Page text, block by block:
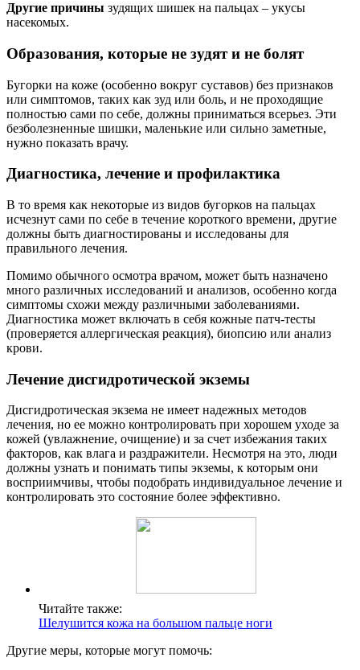
Другие причины зудящих шишек на пальцах – укусы
насекомых.
Образования, которые не зудят и не болят
Бугорки на коже (особенно вокруг суставов) без признаков
или симптомов, таких как зуд или боль, и не проходящие
полностью сами по себе, должны приниматься всерьез. Эти
безболезненные шишки, маленькие или сильно заметные,
нужно показать врачу.
Диагностика, лечение и профилактика
В то время как некоторые из видов бугорков на пальцах
исчезнут сами по себе в течение короткого времени, другие
должны быть диагностированы и исследованы для
правильного лечения.
Помимо обычного осмотра врачом, может быть назначено
много различных исследований и анализов, особенно когда
симптомы схожи между различными заболеваниями.
Диагностика может включать в себя кожные патч-тесты
(проверяется аллергическая реакция), биопсию или анализ
крови.
Лечение дисгидротической экземы
Дисгидротическая экзема не имеет надежных методов
лечения, но ее можно контролировать при хорошем уходе за
кожей (увлажнение, очищение) и за счет избежания таких
факторов, как влага и раздражители. Несмотря на это, люди
должны узнать и понимать типы экземы, к которым они
восприимчивы, чтобы подобрать индивидуальное лечение и
контролировать это состояние более эффективно.
Читайте также:
Шелушится кожа на большом пальце ноги
Другие меры, которые могут помочь: